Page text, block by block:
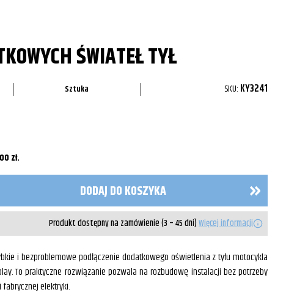
ŚWIATEŁ TYŁ
Sztuka SKU: KY3241
zł.
DODAJ DO KOSZYKA
Produkt dostępny na zamówienie (3 – 45 dni)Więcej informacji
i bezproblemowe podłączenie dodatkowego oświetlenia z tyłu motocykla
To praktyczne rozwiązanie pozwala na rozbudowę instalacji bez potrzeby
elektryki.